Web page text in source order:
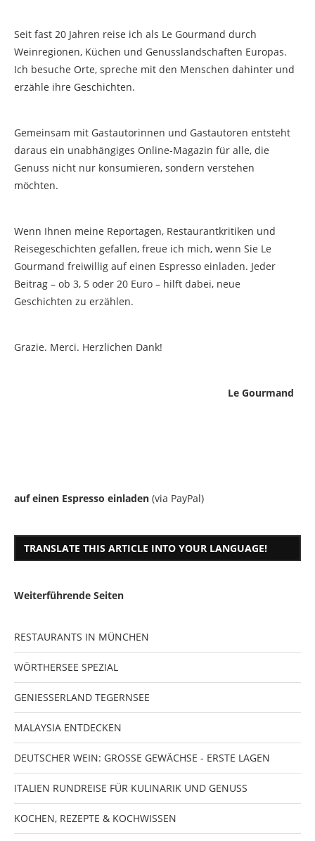
Seit fast 20 Jahren reise ich als Le Gourmand durch
Weinregionen, Küchen und Genusslandschaften Europas.
Ich besuche Orte, spreche mit den Menschen dahinter und
erzähle ihre Geschichten.
Gemeinsam mit Gastautorinnen und Gastautoren entsteht
daraus ein unabhängiges Online-Magazin für alle, die
Genuss nicht nur konsumieren, sondern verstehen
möchten.
Wenn Ihnen meine Reportagen, Restaurantkritiken und
Reisegeschichten gefallen, freue ich mich, wenn Sie Le
Gourmand freiwillig auf einen Espresso einladen. Jeder
Beitrag – ob 3, 5 oder 20 Euro – hilft dabei, neue
Geschichten zu erzählen.
Grazie. Merci. Herzlichen Dank!
Le Gourmand
auf einen Espresso einladen (via PayPal)
TRANSLATE THIS ARTICLE INTO YOUR LANGUAGE!
Weiterführende Seiten
RESTAURANTS IN MÜNCHEN
WÖRTHERSEE SPEZIAL
GENIESSERLAND TEGERNSEE
MALAYSIA ENTDECKEN
DEUTSCHER WEIN: GROSSE GEWÄCHSE - ERSTE LAGEN
ITALIEN RUNDREISE FÜR KULINARIK UND GENUSS
KOCHEN, REZEPTE & KOCHWISSEN